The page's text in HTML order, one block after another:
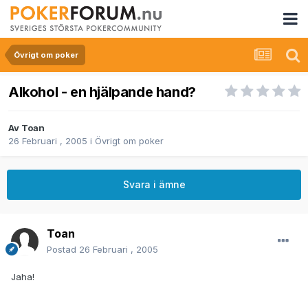
Övrigt om poker
Alkohol - en hjälpande hand?
Av Toan
26 Februari , 2005 i Övrigt om poker
Svara i ämne
Toan
Postad 26 Februari , 2005
Jaha!